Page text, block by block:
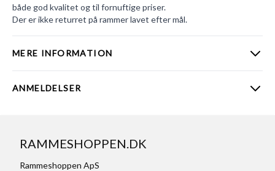
både god kvalitet og til fornuftige priser.
Der er ikke returret på rammer lavet efter mål.
MERE INFORMATION
ANMELDELSER
RAMMESHOPPEN.DK
Rammeshoppen ApS